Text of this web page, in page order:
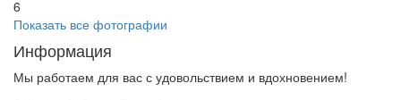
6
Показать все фотографии
Информация
Мы работаем для вас с удовольствием и вдохновением!